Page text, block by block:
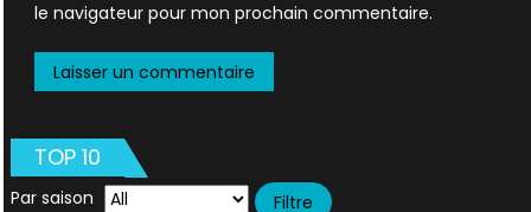
le navigateur pour mon prochain commentaire.
TOP 10
Par saison